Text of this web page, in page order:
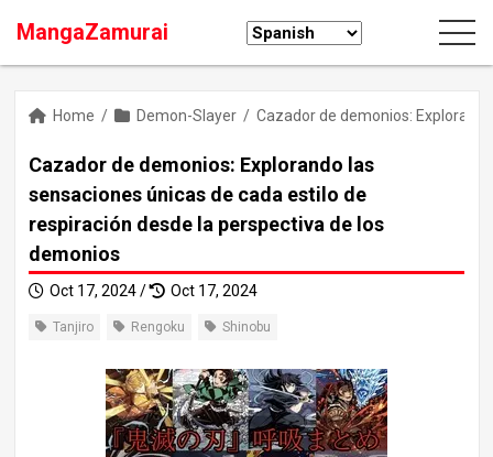
MangaZamurai
Home / Demon-Slayer / Cazador de demonios:
Cazador de demonios: Explorando las
sensaciones únicas de cada estilo de
respiración desde la perspectiva de los
demonios
Oct 17, 2024 / Oct 17, 2024
Tanjiro Rengoku Shinobu